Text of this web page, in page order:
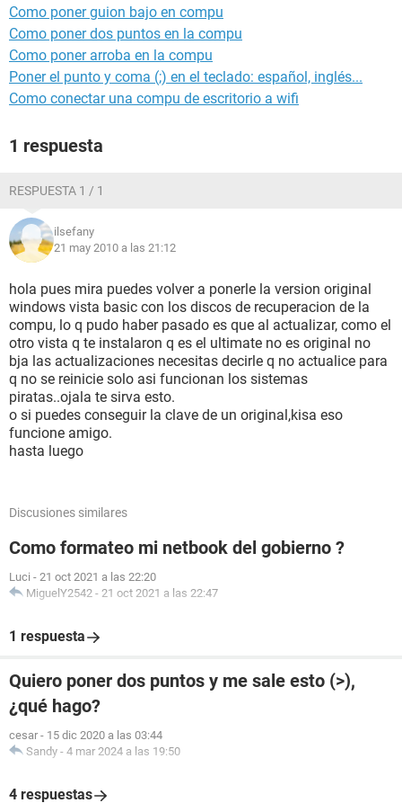
Como poner guion bajo en compu
Como poner dos puntos en la compu
Como poner arroba en la compu
Poner el punto y coma (;) en el teclado: español, inglés...
Como conectar una compu de escritorio a wifi
1 respuesta
RESPUESTA 1 / 1
ilsefany
21 may 2010 a las 21:12
hola pues mira puedes volver a ponerle la version original
windows vista basic con los discos de recuperacion de la
compu, lo q pudo haber pasado es que al actualizar, como el
otro vista q te instalaron q es el ultimate no es original no
bja las actualizaciones necesitas decirle q no actualice para
q no se reinicie solo asi funcionan los sistemas
piratas..ojala te sirva esto.
o si puedes conseguir la clave de un original,kisa eso
funcione amigo.
hasta luego
Discusiones similares
Como formateo mi netbook del gobierno ?
Luci - 21 oct 2021 a las 22:20
MiguelY2542 - 21 oct 2021 a las 22:47
1 respuesta
Quiero poner dos puntos y me sale esto (>),
¿qué hago?
cesar - 15 dic 2020 a las 03:44
Sandy - 4 mar 2024 a las 19:50
4 respuestas